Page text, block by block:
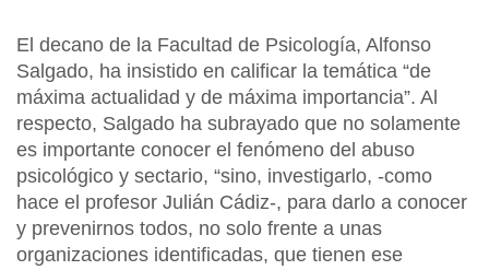
El decano de la Facultad de Psicología, Alfonso
Salgado, ha insistido en calificar la temática “de
máxima actualidad y de máxima importancia”. Al
respecto, Salgado ha subrayado que no solamente
es importante conocer el fenómeno del abuso
psicológico y sectario, “sino, investigarlo, -como
hace el profesor Julián Cádiz-, para darlo a conocer
y prevenirnos todos, no solo frente a unas
organizaciones identificadas, que tienen ese